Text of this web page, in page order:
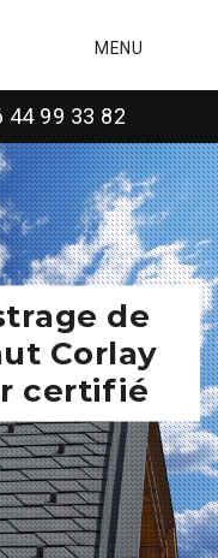
MENU
44 99 33 82
de
Corlay
certifié